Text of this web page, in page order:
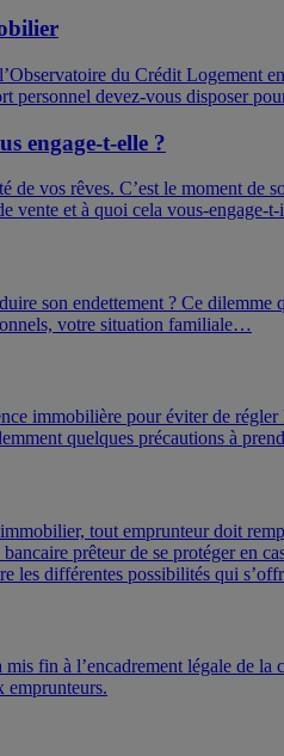
du Crédit Logement
devez-vous disposer
engage-t-elle ?
vos rêves. C’est le moment
vente et à quoi cela vous-engage-t-
son endettement ? Ce
votre situation familiale…
immobilière pour éviter de
quelques précautions à
tout emprunteur doit
prêteur de se protéger en
les différentes possibilités qui
fin à l’encadrement légale de
emprunteurs.